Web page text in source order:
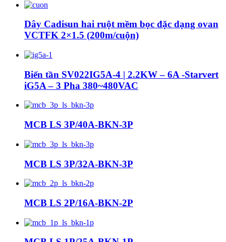
Dây Cadisun hai ruột mềm bọc đặc dạng ovan
VCTFK 2×1.5 (200m/cuộn)
Biến tần SV022IG5A-4 | 2.2KW – 6A -Starvert
iG5A – 3 Pha 380~480VAC
MCB LS 3P/40A-BKN-3P
MCB LS 3P/32A-BKN-3P
MCB LS 2P/16A-BKN-2P